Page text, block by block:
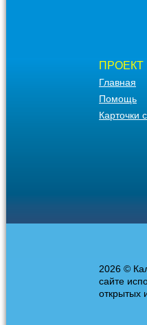
ПРОЕКТ
Главная
Помощь
Карточки
2026 ©
сайте
открытых